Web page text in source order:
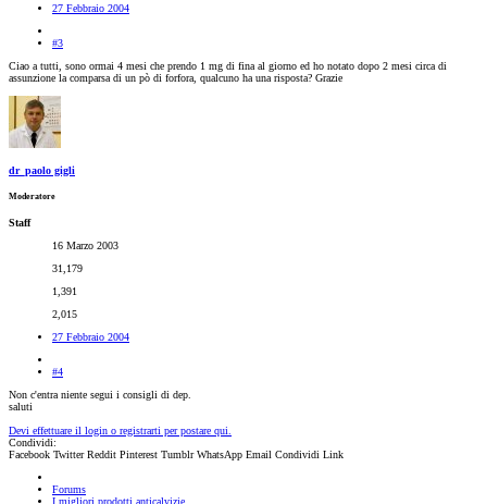
27 Febbraio 2004
#3
Ciao a tutti, sono ormai 4 mesi che prendo 1 mg di fina al giorno ed ho notato dopo 2 mesi circa di
assunzione la comparsa di un pò di forfora, qualcuno ha una risposta? Grazie
dr_paolo gigli
Moderatore
Staff
16 Marzo 2003
31,179
1,391
2,015
27 Febbraio 2004
#4
Non c'entra niente segui i consigli di dep.
saluti
Devi effettuare il login o registrarti per postare qui.
Condividi:
Facebook Twitter Reddit Pinterest Tumblr WhatsApp Email Condividi Link
Forums
I migliori prodotti anticalvizie